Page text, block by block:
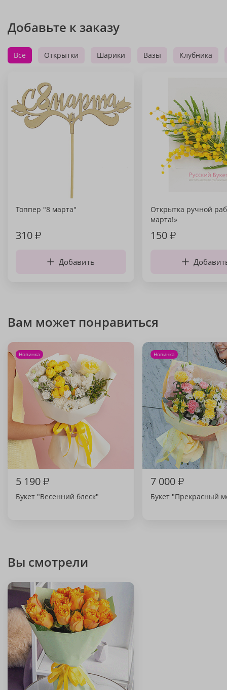
Добавьте к заказу
Все Открытки Шарики Вазы Клубника
Топпер "8 марта"
310₽
Добавить
Открытка ручной
марта!»
150₽
Вам может понравиться
Новинка
5 190₽
Букет "Весенний блеск"
Новинка
7 000₽
Букет "Прекрасный
Вы смотрели